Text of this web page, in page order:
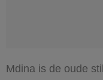
Mdina is de oude